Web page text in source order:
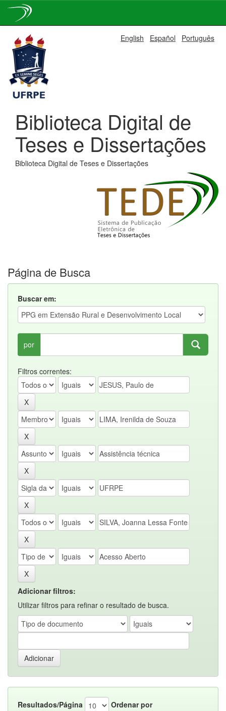
navigation
English Español Português
Biblioteca Digital de
Teses e Dissertações
Biblioteca Digital de Teses e Dissertações
Página de Busca
Buscar em:
por
Filtros correntes:
Adicionar filtros:
Utilizar filtros para refinar o resultado de busca.
Resultados/Página
Ordenar por